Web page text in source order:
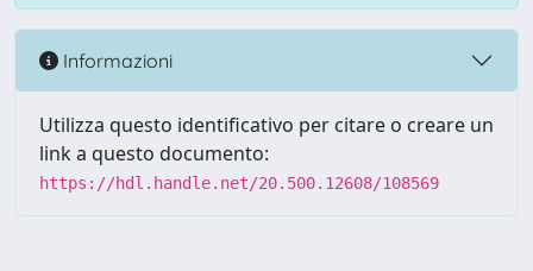
Informazioni
Utilizza questo identificativo per citare o creare un
link a questo documento:
https://hdl.handle.net/20.500.12608/108569